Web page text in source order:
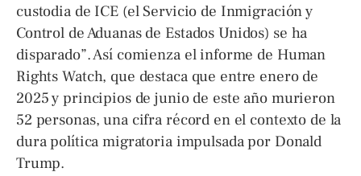
custodia de ICE (el Servicio de Inmigración y
Control de Aduanas de Estados Unidos) se ha
disparado”. Así comienza el informe de Human
Rights Watch, que destaca que entre enero de
2025 y principios de junio de este año murieron
52 personas, una cifra récord en el contexto de la
dura política migratoria impulsada por Donald
Trump.